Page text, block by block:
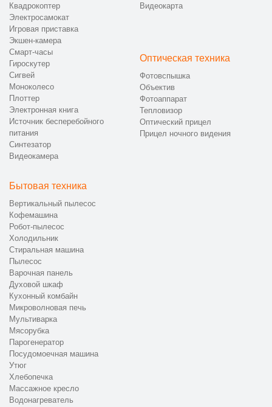
Квадрокоптер
Электросамокат
Игровая приставка
Экшен-камера
Смарт-часы
Гироскутер
Сигвей
Моноколесо
Плоттер
Электронная книга
Источник бесперебойного
питания
Синтезатор
Видеокамера
Видеокарта
Оптическая техника
Фотовспышка
Объектив
Фотоаппарат
Тепловизор
Оптический прицел
Прицел ночного видения
Бытовая техника
Вертикальный пылесос
Кофемашина
Робот-пылесос
Холодильник
Стиральная машина
Пылесос
Варочная панель
Духовой шкаф
Кухонный комбайн
Микроволновая печь
Мультиварка
Мясорубка
Парогенератор
Посудомоечная машина
Утюг
Хлебопечка
Массажное кресло
Водонагреватель